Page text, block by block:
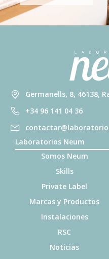
Germanells, 8, 46138,
+34 96 141 04 36
Laboratorios Neum
Somos Neum
Skills
Private Label
Marcas y Productos
Instalaciones
RSC
Noticias